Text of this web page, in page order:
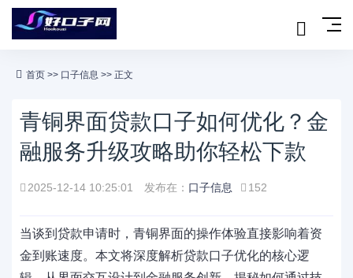
首页 >> 口子信息 >> 正文
青铜界面贷款口子如何优化？金
融服务升级攻略助你轻松下款
2025-12-14 10:25:01 发布在： 口子信息 152
当谈到贷款申请时，青铜界面的操作体验直接影响着资
金到账速度。本文将深度解析贷款口子优化的核心逻